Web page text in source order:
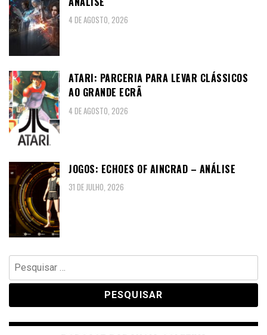
4 DE AGOSTO, 2026
ATARI: PARCERIA PARA LEVAR CLÁSSICOS
AO GRANDE ECRÃ
4 DE AGOSTO, 2026
JOGOS: ECHOES OF AINCRAD – ANÁLISE
31 DE JULHO, 2026
Pesquisar
por: